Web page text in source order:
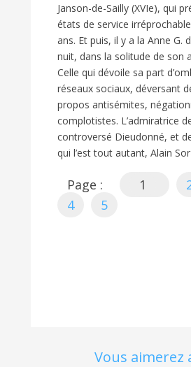
Janson-de-Sailly (XVIe), qui
états de service
ans. Et puis, il y a la Anne G.
nuit, dans la solitude de son
Celle qui dévoile sa part
réseaux sociaux, déversant
propos antisémites,
complotistes. L’admiratrice
controversé Dieudonné, et
qui l’est tout autant, Alain
Page : 1
4
5
Vous aimerez